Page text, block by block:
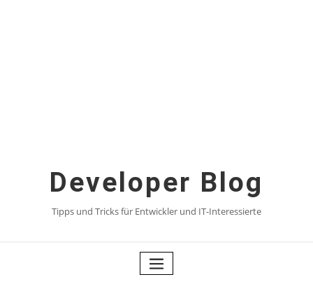
Developer Blog
Tipps und Tricks für Entwickler und IT-Interessierte